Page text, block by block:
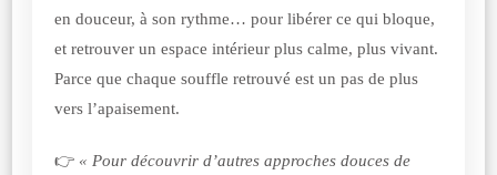
en douceur, à son rythme… pour libérer ce qui bloque,
et retrouver un espace intérieur plus calme, plus vivant.
Parce que chaque souffle retrouvé est un pas de plus
vers l’apaisement.
👉 « Pour découvrir d’autres approches douces de